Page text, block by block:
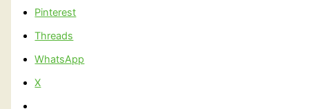
Pinterest
Threads
WhatsApp
X